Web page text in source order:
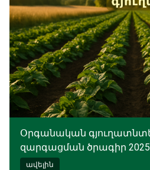
Օրգանական
զարգացման ծրագիր 2025
ավելին